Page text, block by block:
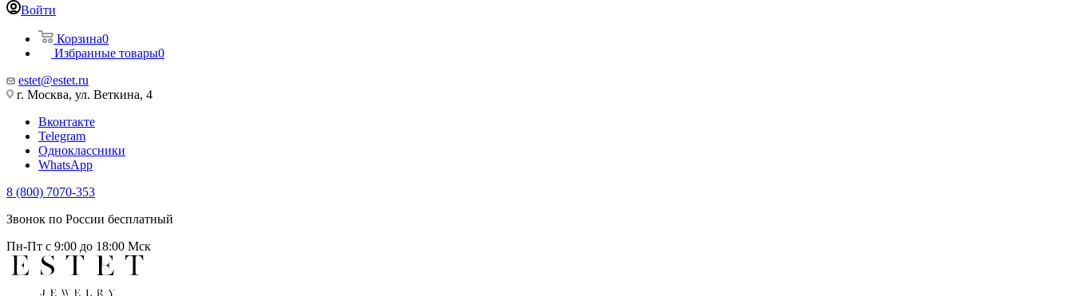
Войти
Корзина0
Избранные товары0
estet@estet.ru
г. Москва, ул. Веткина, 4
Вконтакте
Telegram
Одноклассники
WhatsApp
8 (800) 7070-353
Звонок по России бесплатный
Пн-Пт с 9:00 до 18:00 Мск